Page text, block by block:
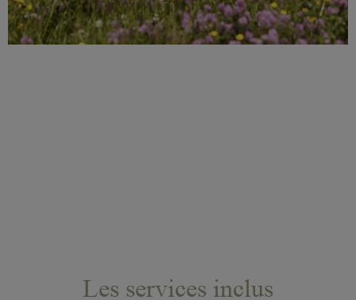
Les services inclus